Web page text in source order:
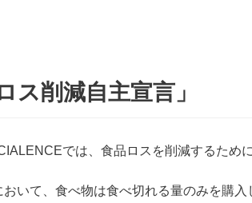
ス削減自主宣言」
では、食品ロスを削減するため
おいて、食べ物は食べ切れる量のみを購入